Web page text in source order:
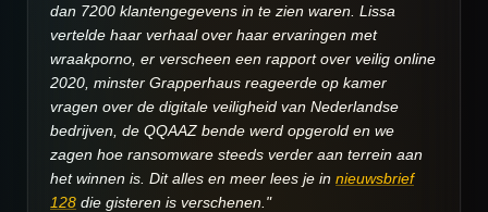
dan 7200 klantengegevens in te zien waren. Lissa
vertelde haar verhaal over haar ervaringen met
wraakporno, er verscheen een rapport over veilig online
2020, minster Grapperhaus reageerde op kamer
vragen over de digitale veiligheid van Nederlandse
bedrijven, de QQAAZ bende werd opgerold en we
zagen hoe ransomware steeds verder aan terrein aan
het winnen is. Dit alles en meer lees je in nieuwsbrief
128 die gisteren is verschenen."